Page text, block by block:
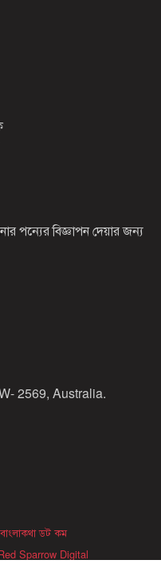
পন্যের বিজ্ঞাপন দেয়ার জন্য
2569, Australia.
বাংলাকথা ডট কম
Sparrow Digital